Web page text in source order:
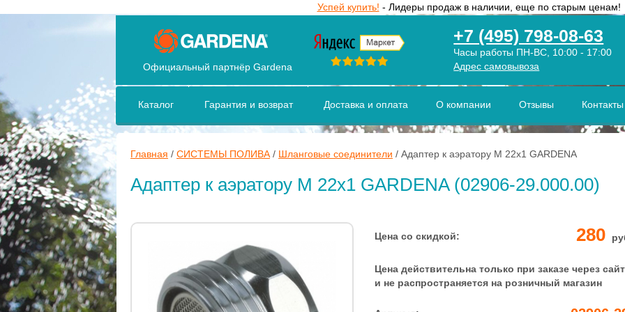
Успей купить! - Лидеры продаж в наличии, еще по старым ценам!
Официальный партнёр Gardena
+7 (495) 798-08-63
Часы работы ПН-ВС, 10:00 - 17:00
Адрес самовывоза
Каталог Гарантия и возврат Доставка и оплата О компании Отзывы Контакты
Главная / СИСТЕМЫ ПОЛИВА / Шланговые соединители / Адаптер к аэратору М 22х1 GARDENA
Адаптер к аэратору М 22х1 GARDENA (02906-29.000.00)
Цена со скидкой: 280
Цена действительна только при заказе через сайт
и не распространяется на розничный магазин